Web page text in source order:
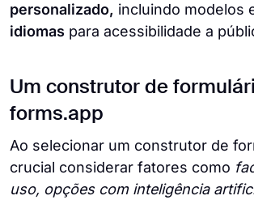
personalizado, incluindo modelos
idiomas para acessibilidade a
Um construtor de
forms.app
Ao selecionar um construtor de
crucial considerar fatores como
uso, opções com inteligência